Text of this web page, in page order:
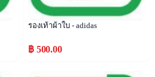
รองเท้าผ้าใบ - adidas
฿ 500.00